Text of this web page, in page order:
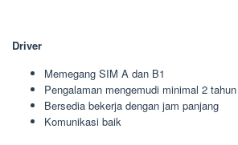
Driver
Memegang SIM A dan B1
Pengalaman mengemudi minimal 2 tahun
Bersedia bekerja dengan jam panjang
Komunikasi baik